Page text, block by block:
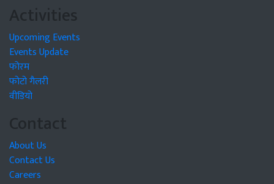
Activities
Upcoming Events
Events Update
फोरम
फोटो गैलरी
वीडियो
Contact
About Us
Contact Us
Careers